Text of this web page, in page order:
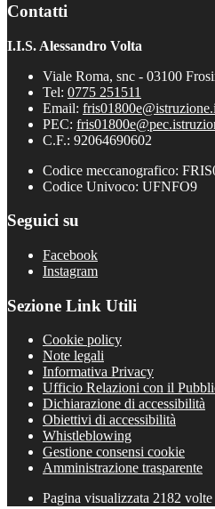
Contatti
I.I.S. Alessandro Volta
Viale Roma, snc - 03100
Tel: 0775 251511
Email:
PEC:
C.F.: 92064690602
Codice meccanografico:
Codice Univoco: UFNFO9
Seguici su
Facebook
Instagram
Sezione Link Utili
Cookie policy
Note legali
Informativa Privacy
Ufficio Relazioni con il
Dichiarazione di accessibilità
Obiettivi di accessibilità
Whistleblowing
Gestione consensi cookie
Amministrazione trasparente
Pagina visualizzata 2182 volte